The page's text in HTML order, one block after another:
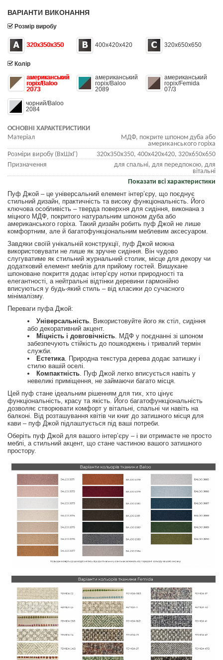
ВАРІАНТИ ВИКОНАННЯ
Розмір виробу
320х350х350 400х420х420 320х650х650
Колір
американський
горіх/Baloo
2073
американський
горіх/Baloo
2089
американський
горіх/Femida
07/3
чорний/Baloo
2084
ОСНОВНІ ХАРАКТЕРИСТИКИ
Матеріал
МДФ, покрите шпоном дуба або
американського горіха
Розміри виробу (ВхШхГ)
320х350х350, 400х420х420, 320х650х650
Призначення
для спальні, для передпокою, для
вітальні
Показати всі характеристики
Пуф Джой – це універсальний елемент інтер’єру, що поєднує
стильний дизайн, практичність та високу функціональність. Його
ключова особливість – тверда поверхня для сидіння, виконана з
міцного МДФ, покритого натуральним шпоном дуба або
американського горіха. Такий дизайн робить пуф Джой не лише
комфортним, але й багатофункціональним меблевим аксесуаром.
Завдяки своїй унікальній конструкції, пуф Джой можна
використовувати не лише як зручне сидіння. Він чудово
слугуватиме як стильний журнальний столик, місце для декору чи
додатковий елемент меблів для прийому гостей. Вишукане
шпоноване покриття додає інтер’єру нотки природності та
елегантності, а нейтральні відтінки деревини гармонійно
вписуються у будь-який стиль – від класики до сучасного
мінімалізму.
Переваги пуфа Джой:
Універсальність. Використовуйте його як стіл, сидіння
або декоративний акцент.
Міцність і довговічність. МДФ у поєднанні зі шпоном
забезпечують стійкість до пошкоджень і тривалий термін
служби.
Естетика. Природна текстура дерева додає затишку і
стилю вашій оселі.
Компактність. Пуф Джой легко вписується навіть у
невеликі приміщення, не займаючи багато місця.
Цей пуф стане ідеальним рішенням для тих, хто цінує
функціональність, красу та якість. Його багатофункціональність
дозволяє створювати комфорт у вітальні, спальні чи навіть на
балконі. Від розташування квітів чи книг до затишного місця для
кави – пуф Джой підлаштується під ваші потреби.
Оберіть пуф Джой для вашого інтер’єру – і ви отримаєте не просто
меблі, а стильний акцент, що стане частиною вашого затишного
простору.